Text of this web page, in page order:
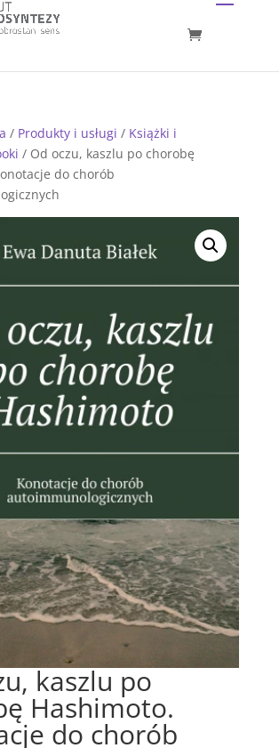
/ Produkty i usługi / Książki i
/ Od oczu, kaszlu po chorobę
do chorób
kaszlu po
Hashimoto.
do chorób